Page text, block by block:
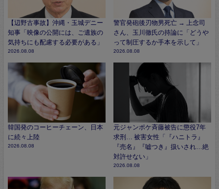
【辺野古事故】沖縄・玉城デニー
知事「映像の公開には、ご遺族の
気持ちにも配慮する必要がある」
2026.08.08
警官発砲後刃物男死亡 → 上念司
さん、玉川徹氏の持論に「どうや
って制圧するか手本を示して」
2026.08.08
韓国発のコーヒーチェーン、日本
に続々上陸
2026.08.08
元ジャンポケ斉藤被告に懲役7年
求刑… 被害女性「『ハニトラ』
『売名』『嘘つき』扱いされ…絶
対許せない」
2026.08.08